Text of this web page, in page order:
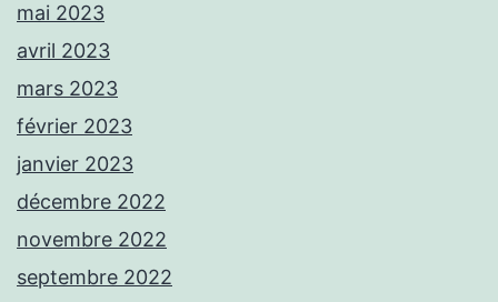
mai 2023
avril 2023
mars 2023
février 2023
janvier 2023
décembre 2022
novembre 2022
septembre 2022